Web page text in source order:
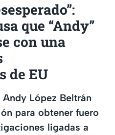
que “Andy”
con una
de EU
López Beltrán
para obtener fuero
ligadas a